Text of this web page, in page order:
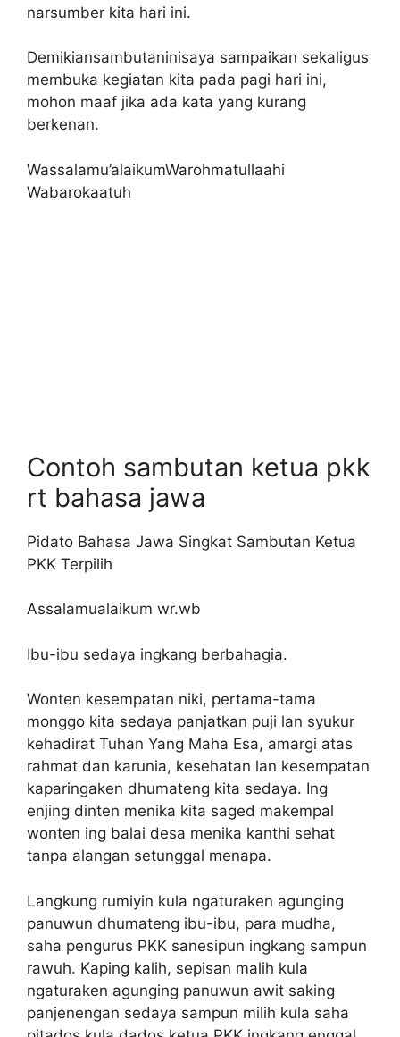
narsumber kita hari ini.
Demikiansambutaninisaya sampaikan sekaligus
membuka kegiatan kita pada pagi hari ini,
mohon maaf jika ada kata yang kurang
berkenan.
Wassalamu’alaikumWarohmatullaahi
Wabarokaatuh
Contoh sambutan ketua pkk
rt bahasa jawa
Pidato Bahasa Jawa Singkat Sambutan Ketua
PKK Terpilih
Assalamualaikum wr.wb
Ibu-ibu sedaya ingkang berbahagia.
Wonten kesempatan niki, pertama-tama
monggo kita sedaya panjatkan puji lan syukur
kehadirat Tuhan Yang Maha Esa, amargi atas
rahmat dan karunia, kesehatan lan kesempatan
kaparingaken dhumateng kita sedaya. Ing
enjing dinten menika kita saged makempal
wonten ing balai desa menika kanthi sehat
tanpa alangan setunggal menapa.
Langkung rumiyin kula ngaturaken agunging
panuwun dhumateng ibu-ibu, para mudha,
saha pengurus PKK sanesipun ingkang sampun
rawuh. Kaping kalih, sepisan malih kula
ngaturaken agunging panuwun awit saking
panjenengan sedaya sampun milih kula saha